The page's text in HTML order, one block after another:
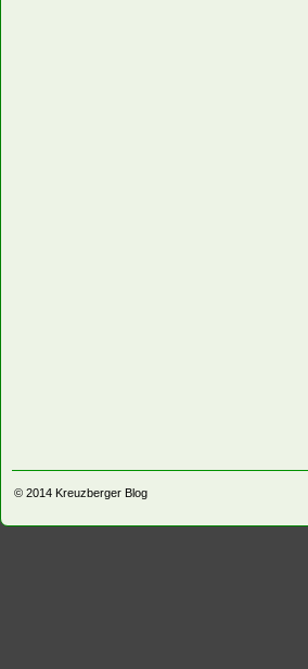
© 2014 Kreuzberger Blog